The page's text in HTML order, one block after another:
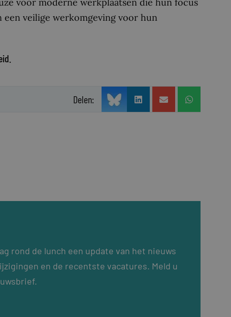
voor moderne werkplaatsen die hun focus
veilige werkomgeving voor hun
Delen:
rond de lunch een update van het nieuws
en de recentste vacatures. Meld u